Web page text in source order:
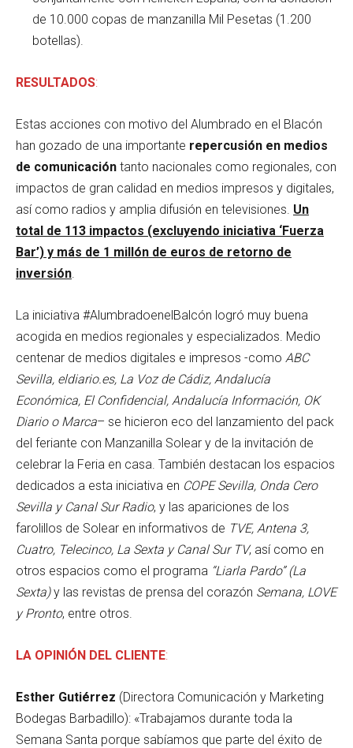
de 10.000 copas de manzanilla Mil Pesetas (1.200
botellas).
RESULTADOS:
Estas acciones con motivo del Alumbrado en el Blacón
han gozado de una importante repercusión en medios
de comunicación tanto nacionales como regionales, con
impactos de gran calidad en medios impresos y digitales,
así como radios y amplia difusión en televisiones. Un
total de 113 impactos (excluyendo iniciativa ‘Fuerza
Bar’) y más de 1 millón de euros de retorno de
inversión
La iniciativa #AlumbradoenelBalcón logró muy buena
acogida en medios regionales y especializados. Medio
centenar de medios digitales e impresos -como ABC
Sevilla, eldiario.es, La Voz de Cádiz, Andalucía
Económica, El Confidencial, Andalucía Información, OK
Diario o Marca– se hicieron eco del lanzamiento del pack
del feriante con Manzanilla Solear y de la invitación de
celebrar la Feria en casa. También destacan los espacios
dedicados a esta iniciativa en COPE Sevilla, Onda Cero
Sevilla y Canal Sur Radio, y las apariciones de los
farolillos de Solear en informativos de TVE, Antena 3,
Cuatro, Telecinco, La Sexta y Canal Sur TV, así como en
otros espacios como el programa “Liarla Pardo” (La
Sexta)y las revistas de prensa del corazón Semana, LOVE
y Pronto, entre otros.
LA OPINIÓN DEL CLIENTE:
Esther Gutiérrez (Directora Comunicación y Marketing
Bodegas Barbadillo): «Trabajamos durante toda la
Semana Santa porque sabíamos que parte del éxito de